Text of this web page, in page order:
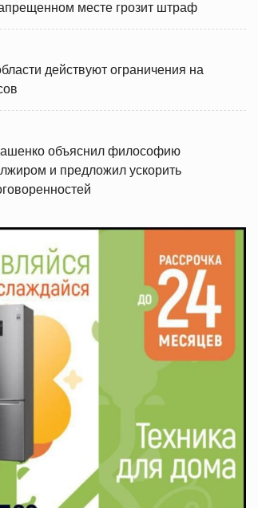
месте грозит штраф
действуют ограничения на
объяснил философию
и предложил ускорить